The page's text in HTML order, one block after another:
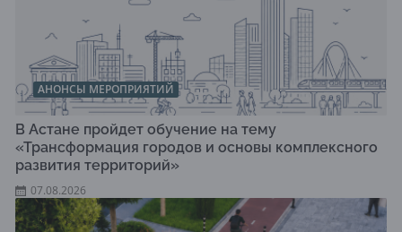
АНОНСЫ МЕРОПРИЯТИЙ
В Астане пройдет обучение на тему
«Трансформация городов и основы комплексного
развития территорий»
07.08.2026